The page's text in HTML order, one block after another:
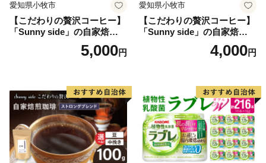
愛知県小牧市
【こだわりの贅沢コーヒー】
「Sunny side」の自家焙煎珈
琲こまきブレンド（100g）
5,000円
愛知県小牧市
【こだわりの贅沢コーヒー】
「Sunny side」の自家焙煎珈
琲サニーブレンド（100g）
4,000円